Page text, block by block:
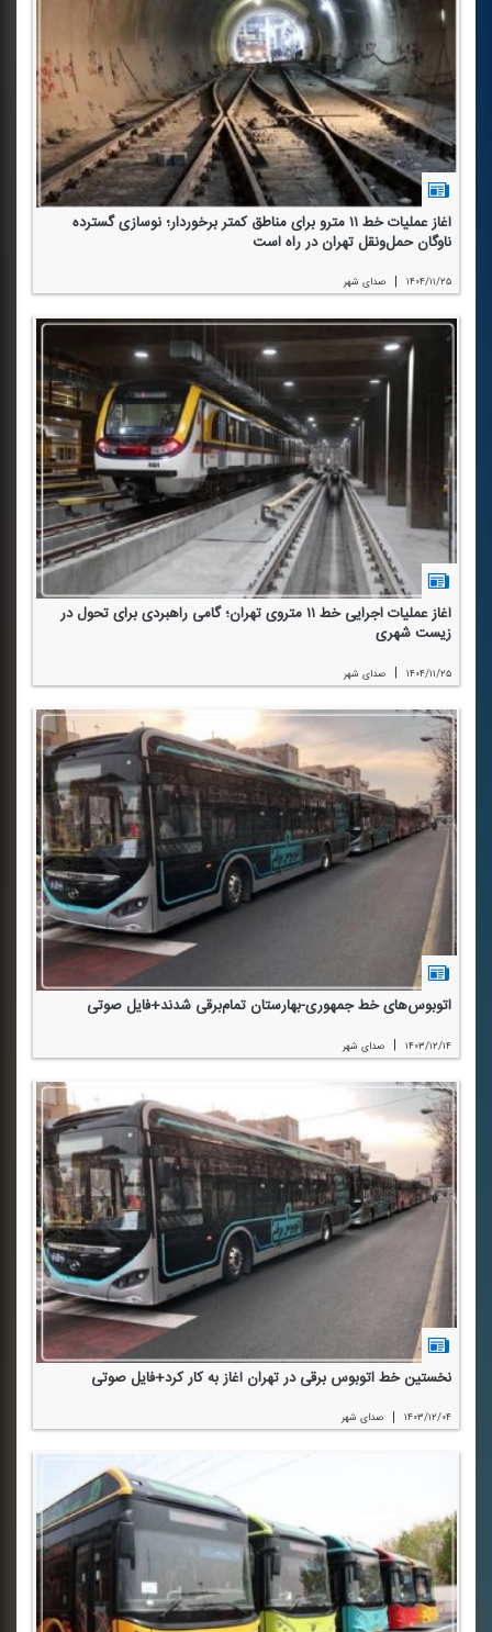
آغاز عملیات خط ۱۱ مترو برای مناطق كمتر برخوردار؛ نوسازی گسترده
ناوگان حمل‌ونقل تهران در راه است
۱۴۰۴/۱۱/۲۵ | صدای شهر
آغاز عملیات اجرایی خط ۱۱ متروی تهران؛ گامی راهبردی برای تحول در
زیست شهری
۱۴۰۴/۱۱/۲۵ | صدای شهر
اتوبوس‌های خط جمهوری-بهارستان تمام‌برقی شدند+فایل صوتی
۱۴۰۳/۱۲/۱۴ | صدای شهر
نخستین خط اتوبوس برقی در تهران آغاز به كار كرد+فایل صوتی
۱۴۰۳/۱۲/۰۴ | صدای شهر